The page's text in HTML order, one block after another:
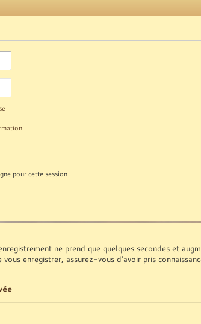
pour cette session
ne prend que quelques secondes et
enregistrer, assurez-vous d’avoir pris